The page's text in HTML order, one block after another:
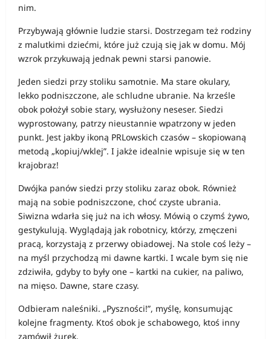
nim.
Przybywają głównie ludzie starsi. Dostrzegam też rodziny
z malutkimi dziećmi, które już czują się jak w domu. Mój
wzrok przykuwają jednak pewni starsi panowie.
Jeden siedzi przy stoliku samotnie. Ma stare okulary,
lekko podniszczone, ale schludne ubranie. Na krześle
obok położył sobie stary, wysłużony neseser. Siedzi
wyprostowany, patrzy nieustannie wpatrzony w jeden
punkt. Jest jakby ikoną PRLowskich czasów – skopiowaną
metodą „kopiuj/wklej”. I jakże idealnie wpisuje się w ten
krajobraz!
Dwójka panów siedzi przy stoliku zaraz obok. Również
mają na sobie podniszczone, choć czyste ubrania.
Siwizna wdarła się już na ich włosy. Mówią o czymś żywo,
gestykulują. Wyglądają jak robotnicy, którzy, zmęczeni
pracą, korzystają z przerwy obiadowej. Na stole coś leży –
na myśl przychodzą mi dawne kartki. I wcale bym się nie
zdziwiła, gdyby to były one – kartki na cukier, na paliwo,
na mięso. Dawne, stare czasy.
Odbieram naleśniki. „Pyszności!”, myślę, konsumując
kolejne fragmenty. Ktoś obok je schabowego, ktoś inny
zamówił żurek.